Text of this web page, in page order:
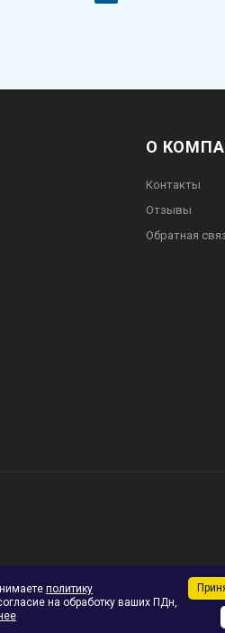
О
Контакты
Отзывы
Обратная
политику
на обработку ваших ПДн,